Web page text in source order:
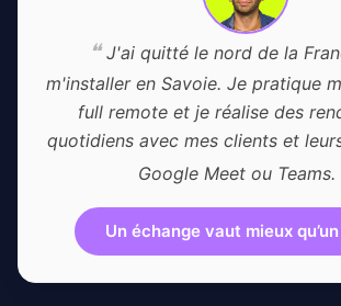
❝J'ai quitté le nord de la
m'installer en Savoie. Je pratique
full remote et je réalise des
quotidiens avec mes clients et
Google Meet ou Teams.
Un échange vaut mieux